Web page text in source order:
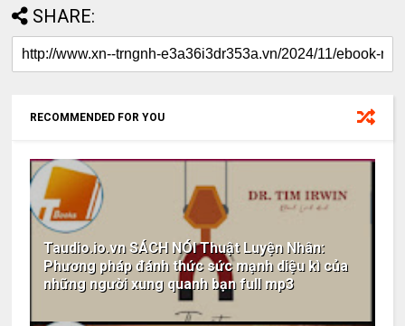
SHARE:
RECOMMENDED FOR YOU
Taudio.io.vn SÁCH NÓI Thuật Luyện Nhân:
Phương pháp đánh thức sức mạnh diệu kì của
những người xung quanh bạn full mp3